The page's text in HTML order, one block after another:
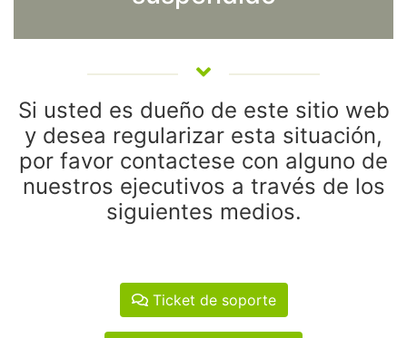
Si usted es dueño de este sitio web
y desea regularizar esta situación,
por favor contactese con alguno de
nuestros ejecutivos a través de los
siguientes medios.
Ticket de soporte